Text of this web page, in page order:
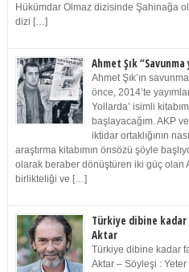
Hükümdar Olmaz dizisinde Şahinağa
dizi […]
Ahmet Şık
Ahmet Şık’ın
önce, 2014’te
Yollarda’ isimli
başlayacağım. AKP
iktidar ortaklığının
araştırma kitabımın önsözü şöyle
olarak beraber dönüştüren iki güç olan
birlikteliği ve […]
Türkiye dibine
Aktar
Türkiye dibine kadar
Aktar – Söyleşi :